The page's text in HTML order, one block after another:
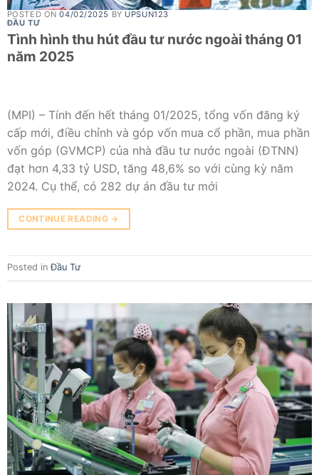
POSTED ON04/02/2025 BY UPSUN123
ĐẦU TƯ
Tình hình thu hút đầu tư nước ngoài tháng 01
năm 2025
(MPI) – Tính đến hết tháng 01/2025, tổng vốn đăng ký
cấp mới, điều chỉnh và góp vốn mua cổ phần, mua phần
vốn góp (GVMCP) của nhà đầu tư nước ngoài (ĐTNN)
đạt hơn 4,33 tỷ USD, tăng 48,6% so với cùng kỳ năm
2024. Cụ thể, có 282 dự án đầu tư mới
CONTINUE READING →
Posted inĐầu Tư